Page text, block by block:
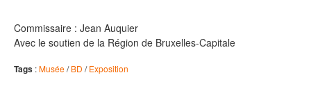
Commissaire : Jean Auquier
Avec le soutien de la Région de Bruxelles-Capitale
Tags :Musée/BD /Exposition